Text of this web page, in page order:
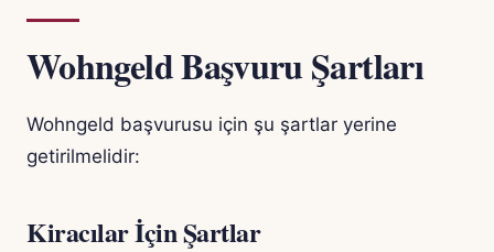
Wohngeld Başvuru Şartları
Wohngeld başvurusu için şu şartlar yerine
getirilmelidir:
Kiracılar İçin Şartlar